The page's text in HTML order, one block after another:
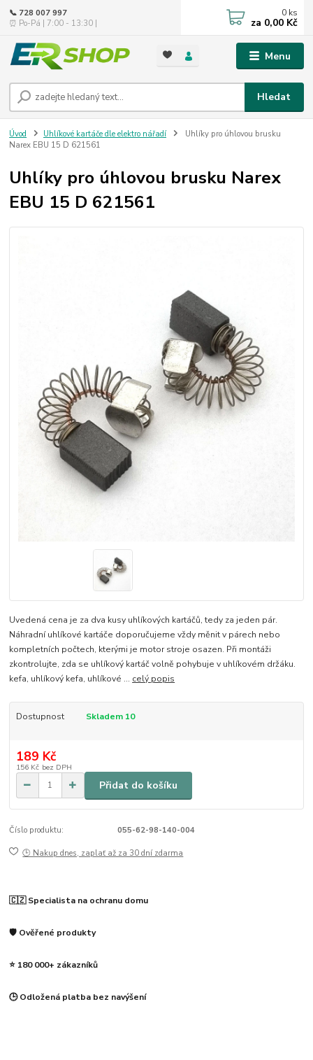
Menu
Hledat
📞 728 007 997
⏰ Po-Pá | 7:00 - 13:30 |
0 ks
za 0,00 Kč
Úvod Uhlíkové kartáče dle elektro nářadí
Uhlíky pro úhlovou brusku
Narex EBU 15 D 621561
Uhlíky pro úhlovou brusku Narex
EBU 15 D 621561
Uvedená cena je za dva kusy uhlíkových kartáčů, tedy za jeden pár.
Náhradní uhlíkové kartáče doporučujeme vždy měnit v párech nebo
kompletních počtech, kterými je motor stroje osazen. Při montáži
zkontrolujte, zda se uhlíkový kartáč volně pohybuje v uhlíkovém držáku.
kefa, uhlíkový kefa, uhlíkové ... celý popis
Dostupnost Skladem 10
189 Kč
156 Kč bez DPH
Přidat do košíku
Číslo produktu: 055-62-98-140-004
🕒 Nakup dnes, zaplať až za 30 dní zdarma
🇨🇿 Specialista na ochranu domu
🛡️ Ověřené produkty
⭐ 180 000+ zákazníků
🕒 Odložená platba bez navýšení